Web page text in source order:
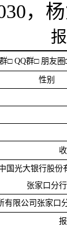
，
□ QQ群□ 朋友
性别
国光大银行股份
张家口分行
有限公司张家口